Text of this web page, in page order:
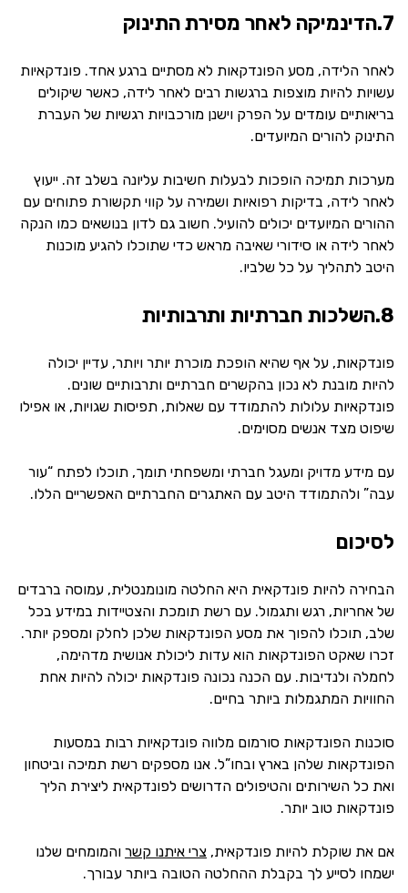
7.הדינמיקה לאחר מסירת התינוק
לאחר הלידה, מסע הפונדקאות לא מסתיים ברגע אחד. פונדקאיות
עשויות להיות מוצפות ברגשות רבים לאחר לידה, כאשר שיקולים
בריאותיים עומדים על הפרק וישנן מורכבויות רגשיות של העברת
התינוק להורים המיועדים.
מערכות תמיכה הופכות לבעלות חשיבות עליונה בשלב זה. ייעוץ
לאחר לידה, בדיקות רפואיות ושמירה על קווי תקשורת פתוחים עם
ההורים המיועדים יכולים להועיל. חשוב גם לדון בנושאים כמו הנקה
לאחר לידה או סידורי שאיבה מראש כדי שתוכלו להגיע מוכנות
היטב לתהליך על כל שלביו.
8.השלכות חברתיות ותרבותיות
פונדקאות, על אף שהיא הופכת מוכרת יותר ויותר, עדיין יכולה
להיות מובנת לא נכון בהקשרים חברתיים ותרבותיים שונים.
פונדקאיות עלולות להתמודד עם שאלות, תפיסות שגויות, או אפילו
שיפוט מצד אנשים מסוימים.
עם מידע מדויק ומעגל חברתי ומשפחתי תומך, תוכלו לפתח “עור
עבה” ולהתמודד היטב עם האתגרים החברתיים האפשריים הללו.
לסיכום
הבחירה להיות פונדקאית היא החלטה מונומנטלית, עמוסה ברבדים
של אחריות, רגש ותגמול. עם רשת תומכת והצטיידות במידע בכל
שלב, תוכלו להפוך את מסע הפונדקאות שלכן לחלק ומספק יותר.
זכרו שאקט הפונדקאות הוא עדות ליכולת אנושית מדהימה,
לחמלה ולנדיבות. עם הכנה נכונה פונדקאות יכולה להיות אחת
החוויות המתגמלות ביותר בחיים.
סוכנות הפונדקאות סורמום מלווה פונדקאיות רבות במסעות
הפונדקאות שלהן בארץ ובחו”ל. אנו מספקים רשת תמיכה וביטחון
ואת כל השירותים והטיפולים הדרושים לפונדקאית ליצירת הליך
פונדקאות טוב יותר.
אם את שוקלת להיות פונדקאית, צרי איתנו קשר והמומחים שלנו
ישמחו לסייע לך בקבלת ההחלטה הטובה ביותר עבורך.